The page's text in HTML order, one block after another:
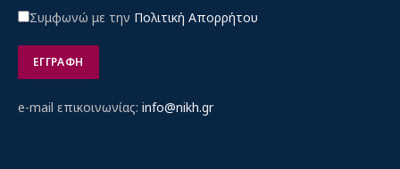
Συμφωνώ με την Πολιτική Απορρήτου
e-mail επικοινωνίας: info@nikh.gr